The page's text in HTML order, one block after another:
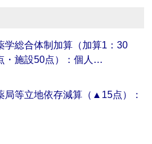
学総合体制加算（加算1：30
・施設50点）：個人…
局等立地依存減算（▲15点）：